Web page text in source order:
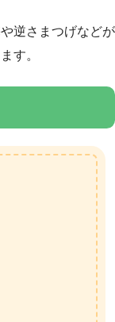
逆さまつげなどが
す。